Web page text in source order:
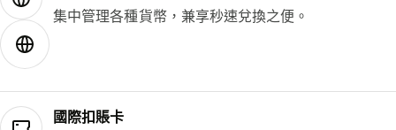
集中管理各種貨幣，兼享秒速兌換之便。
國際扣賬卡